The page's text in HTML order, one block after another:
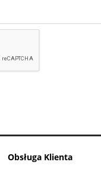
Obsługa Klienta